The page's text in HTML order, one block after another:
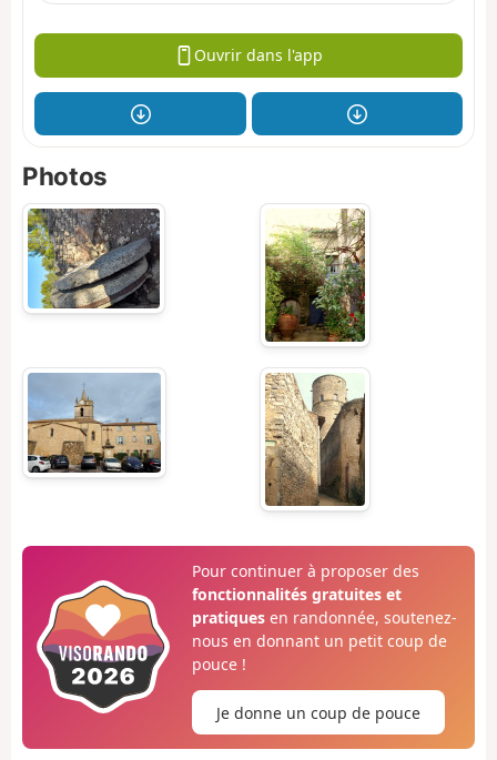
Ouvrir dans l'app
Photos
Pour continuer à proposer des
fonctionnalités gratuites et
pratiquesen randonnée, soutenez-
nous en donnant un petit coup de
pouce !
Je donne un coup de pouce